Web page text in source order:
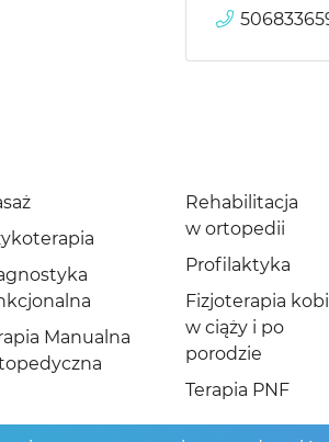
Manualna
Rehabilitacja
w ortopedii
Profilaktyka
Fizjoterapia
w ciąży i po
porodzie
Terapia PNF